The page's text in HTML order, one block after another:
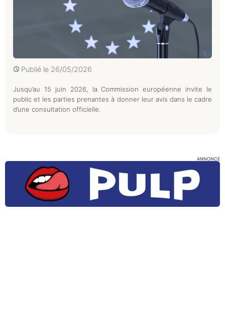
Publié le 26/05/2026
Jusqu’au 15 juin 2026, la Commission européenne invite le
public et les parties prenantes à donner leur avis dans le cadre
d’une consultation officielle.
ANNONCE